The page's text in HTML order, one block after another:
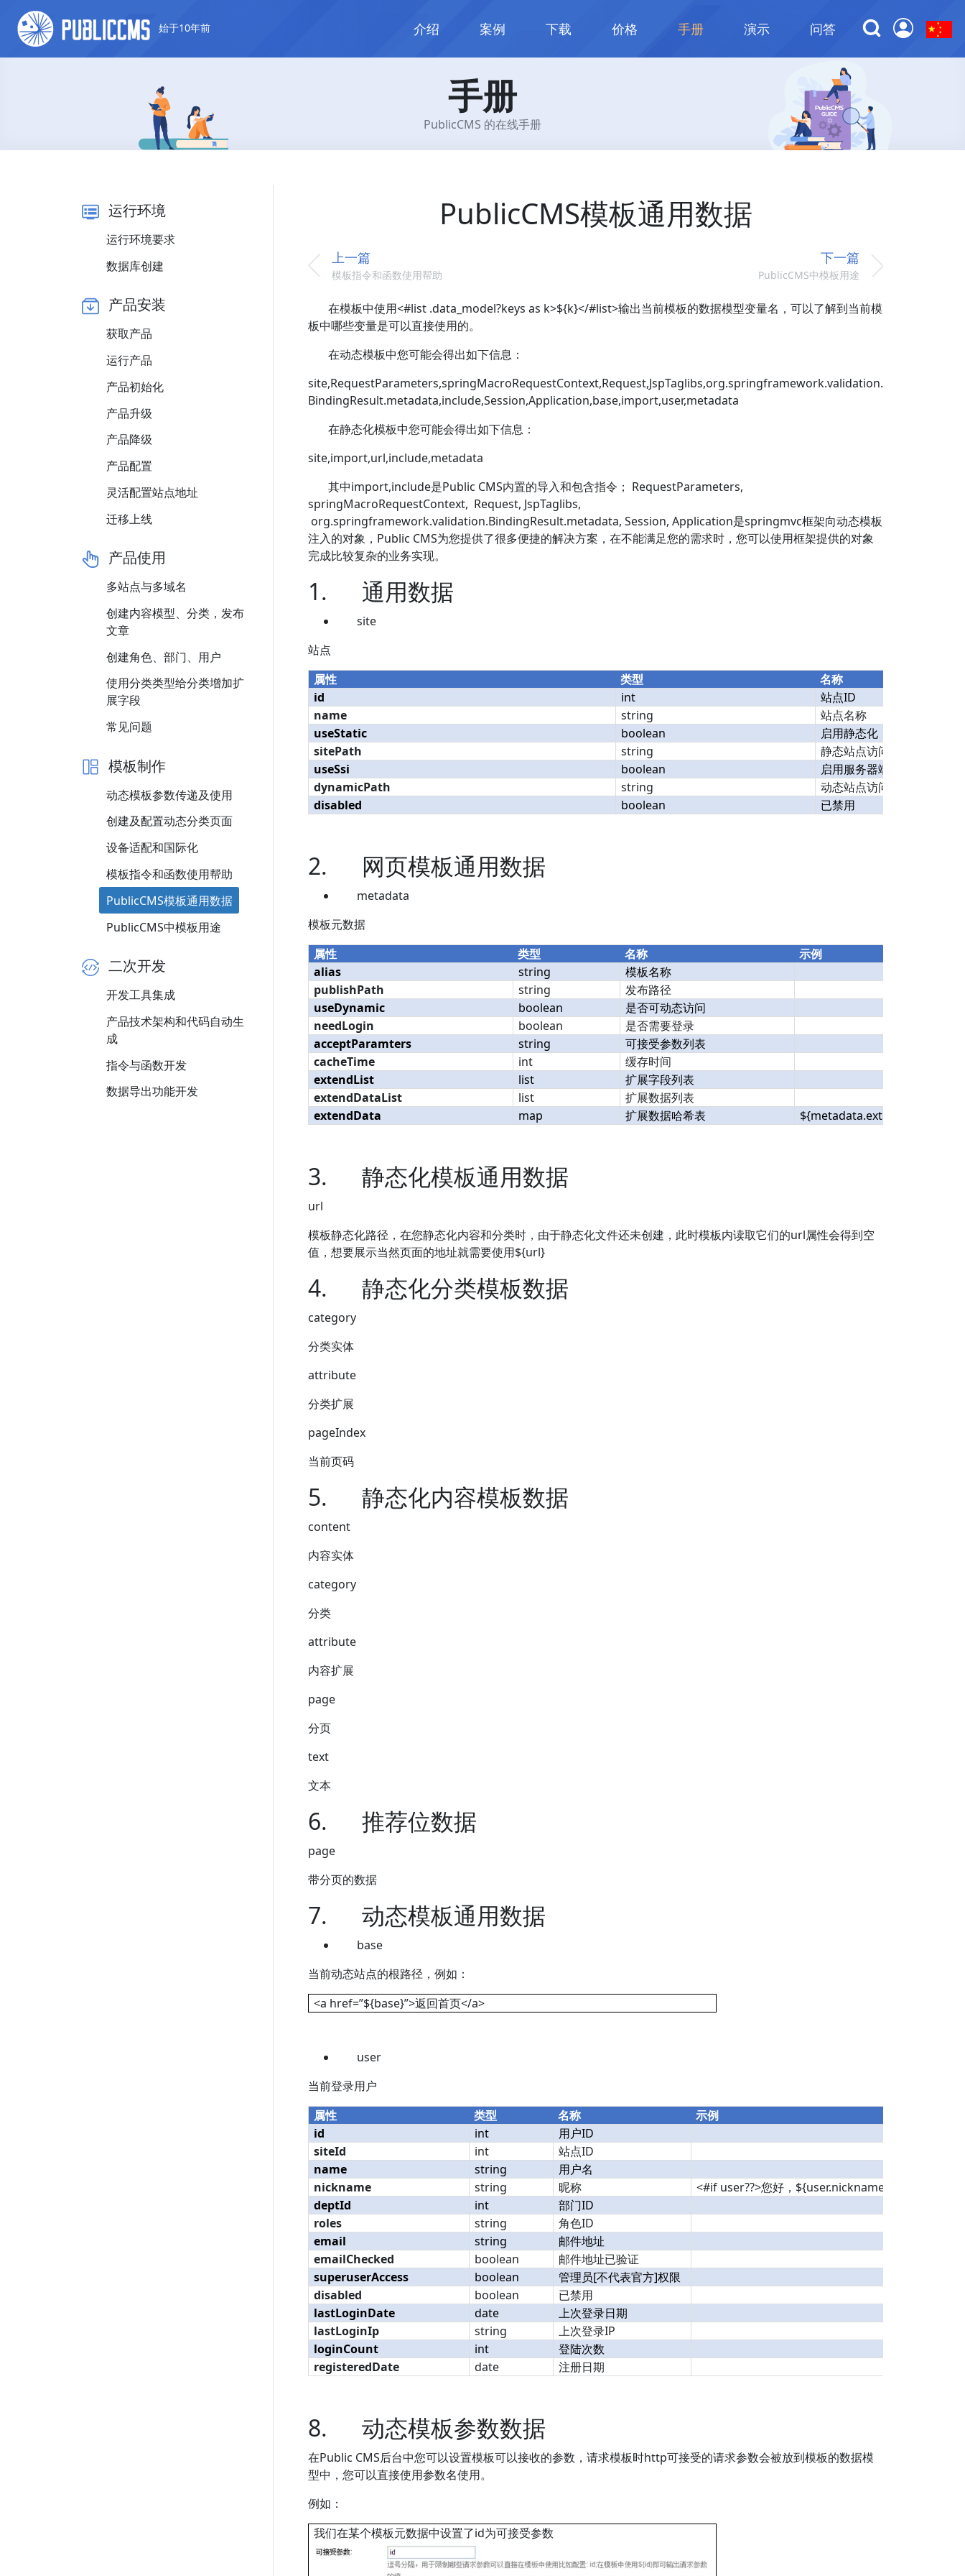
始于10年前 介绍 案例 下载 价格 手册 演示 问答
手册
PublicCMS 的在线手册
运行环境
运行环境要求
数据库创建
产品安装
获取产品
运行产品
产品初始化
产品升级
产品降级
产品配置
灵活配置站点地址
迁移上线
产品使用
多站点与多域名
创建内容模型、分类，发布
文章
创建角色、部门、用户
使用分类类型给分类增加扩
展字段
常见问题
模板制作
动态模板参数传递及使用
创建及配置动态分类页面
设备适配和国际化
模板指令和函数使用帮助
PublicCMS模板通用数据
PublicCMS中模板用途
二次开发
开发工具集成
产品技术架构和代码自动生
成
指令与函数开发
数据导出功能开发
PublicCMS模板通用数据
上一篇
模板指令和函数使用帮助
下一篇
PublicCMS中模板用途
在模板中使用<#list .data_model?keys as k>${k}</#list>输出当前模板的数据模型变量名，可以了解到当前模
板中哪些变量是可以直接使用的。
在动态模板中您可能会得出如下信息：
site,RequestParameters,springMacroRequestContext,Request,JspTaglibs,org.springframework.validation.
BindingResult.metadata,include,Session,Application,base,import,user,metadata
在静态化模板中您可能会得出如下信息：
site,import,url,include,metadata
其中import,include是Public CMS内置的导入和包含指令； RequestParameters,
springMacroRequestContext, Request, JspTaglibs,
org.springframework.validation.BindingResult.metadata, Session, Application是springmvc框架向动态模板
注入的对象，Public CMS为您提供了很多便捷的解决方案，在不能满足您的需求时，您可以使用框架提供的对象
完成比较复杂的业务实现。
1. 通用数据
site
站点
属性
类型
名称
id
int 站点ID
name
string
站点名称
useStatic
boolean
启用静态化
sitePath
string
静态站点访问地址
useSsi
boolean
启用服务器端包含
dynamicPath
string
动态站点访问地址
disabled
boolean 已禁用
2. 网页模板通用数据
metadata
模板元数据
属性
类型 名称
示例
alias
string
模板名称
publishPath
string
发布路径
useDynamic
boolean
是否可动态访问
needLogin
boolean
是否需要登录
acceptParamters
string
可接受参数列表
cacheTime
int
缓存时间
extendList
list
扩展字段列表
extendDataList
list
扩展数据列表
extendData
map 扩展数据哈希表 ${metadata.extendData.
3. 静态化模板通用数据
url
模板静态化路径，在您静态化内容和分类时，由于静态化文件还未创建，此时模板内读取它们的url属性会得到空
值，想要展示当然页面的地址就需要使用${url}
4. 静态化分类模板数据
category
分类实体
attribute
分类扩展
pageIndex
当前页码
5. 静态化内容模板数据
content
内容实体
category
分类
attribute
内容扩展
page
分页
text
文本
6. 推荐位数据
page
带分页的数据
7. 动态模板通用数据
base
当前动态站点的根路径，例如：
<a href=”${base}”>返回首页</a>
user
当前登录用户
属性
类型 名称
示例
id
int 用户ID
siteId
int
站点ID
name
string
用户名
nickname
string 昵称
<#if user??>您好，${user.nickname}<#else>未登
deptId
int 部门ID
roles
string
角色ID
email
string
邮件地址
emailChecked
boolean
邮件地址已验证
superuserAccess
boolean
管理员[不代表官方]权限
disabled
boolean
已禁用
lastLoginDate
date
上次登录日期
lastLoginIp
string
上次登录IP
loginCount
int
登陆次数
registeredDate
date 注册日期
8. 动态模板参数数据
在Public CMS后台中您可以设置模板可以接收的参数，请求模板时http可接受的请求参数会被放到模板的数据模
型中，您可以直接使用参数名使用。
例如：
我们在某个模板元数据中设置了id为可接受参数